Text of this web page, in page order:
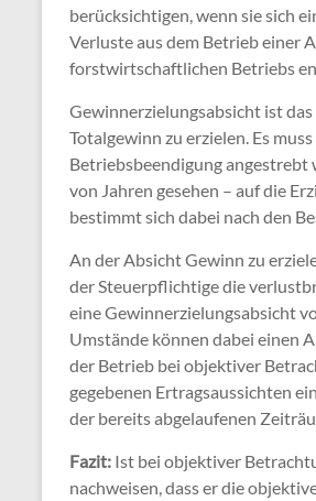
berücksichtigen, wenn sie sich
Verluste aus dem Betrieb einer
forstwirtschaftlichen Betriebs
Gewinnerzielungsabsicht ist
Totalgewinn zu erzielen. Es
Betriebsbeendigung angestrebt
von Jahren gesehen – auf die
bestimmt sich dabei nach den
An der Absicht Gewinn zu
der Steuerpflichtige die
eine Gewinnerzielungsabsicht
Umstände können dabei einen
der Betrieb bei objektiver
gegebenen Ertragsaussichten
der bereits abgelaufenen
Fazit: Ist bei objektiver
nachweisen, dass er die